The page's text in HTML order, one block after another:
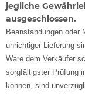
jegliche
ausgeschlossen.
Beanstandungen oder
unrichtiger Lieferung
Ware dem Verkäufer
sorgfältigster Prüfung
können, sind